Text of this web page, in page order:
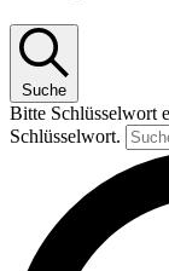
Suche
Bitte Schlüsselwort
Schlüsselwort.